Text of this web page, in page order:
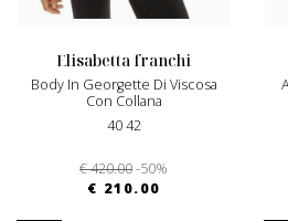
elisabetta franchi
Body In Georgette Di Viscosa
Con Collana
40 42
€ 420.00-50%
€ 210.00